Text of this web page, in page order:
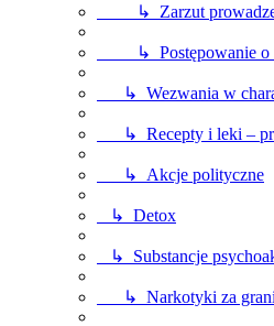
↳ Zarzut
↳ Postępowanie o
↳ Wezwania w
↳ Recepty i leki –
↳ Akcje polityczne
↳ Detox
↳ Substancje
↳ Narkotyki za